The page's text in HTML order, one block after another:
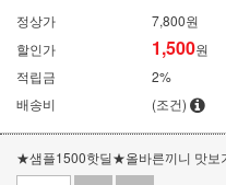
정상가
7,800원
할인가
1,500원
적립금
2%
배송비
(조건)
★샘플1500핫딜★올바른끼니 맛보